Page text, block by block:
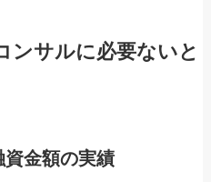
ンサルに必要ないと
資金額の実績